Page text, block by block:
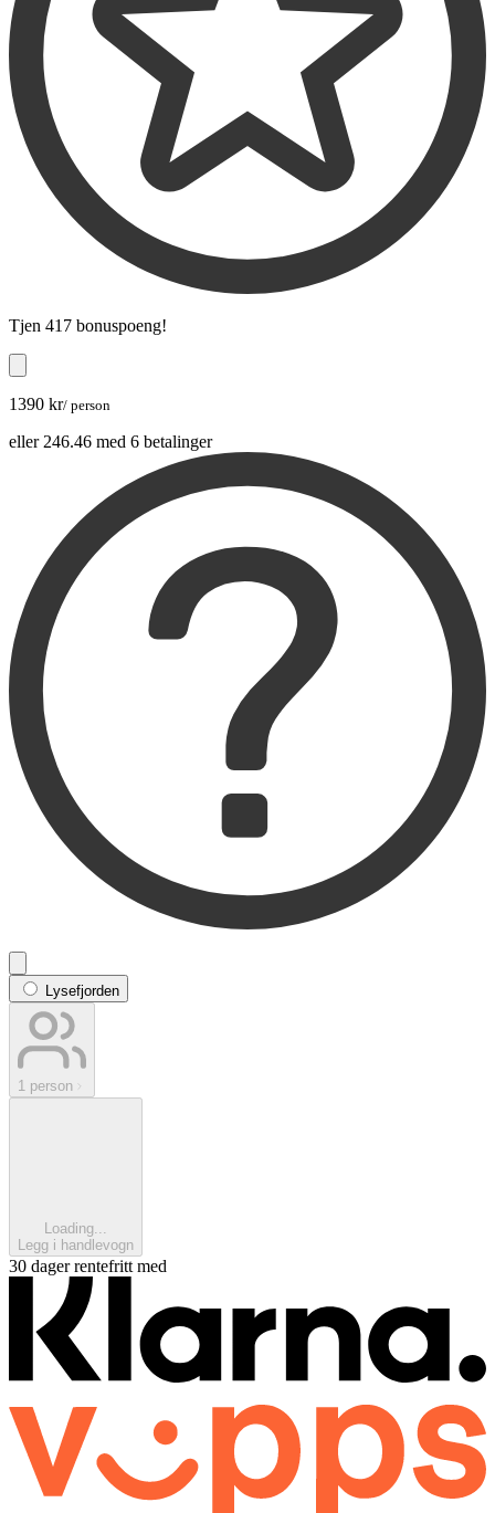
Tjen 417 bonuspoeng!
1390 kr/ person
eller 246.46 med 6 betalinger
Lysefjorden
1 person
Loading...
Legg i handlevogn
30 dager rentefritt med